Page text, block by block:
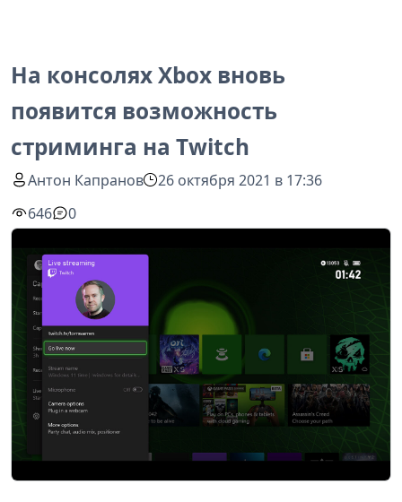
На консолях Xbox вновь
появится возможность
стриминга на Twitch
Антон Капранов
26 октября 2021 в 17:36
646
0